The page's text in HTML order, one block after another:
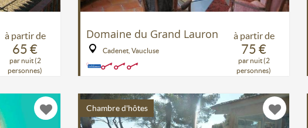
à partir de
65 €
par nuit (2
personnes)
à partir de
75 €
par nuit (2
personnes)
Domaine du Grand Lauron
Cadenet, Vaucluse
Chambre d'hôtes